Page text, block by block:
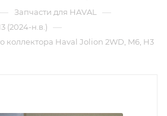
— Запчасти для HAVAL —
(2024-н.в.) —
коллектора Haval Jolion 2WD, M6, H3